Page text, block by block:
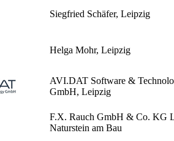
Siegfried Schäfer, Leipzig
Helga Mohr, Leipzig
AVI.DAT Software &
GmbH, Leipzig
F.X. Rauch GmbH & Co. KG
Naturstein am Bau